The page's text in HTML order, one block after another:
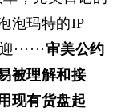
泡玛特的IP
审美公约
被理解和接
现有货盘起